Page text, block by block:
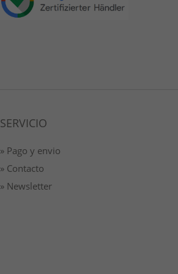
SERVICIO
» Pago y envio
» Contacto
» Newsletter